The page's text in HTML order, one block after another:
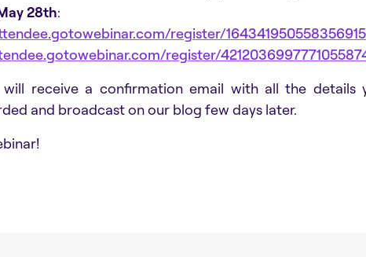
28th:
register/
register/
receive a confirmation email with all the details
and broadcast on our blog few days later.